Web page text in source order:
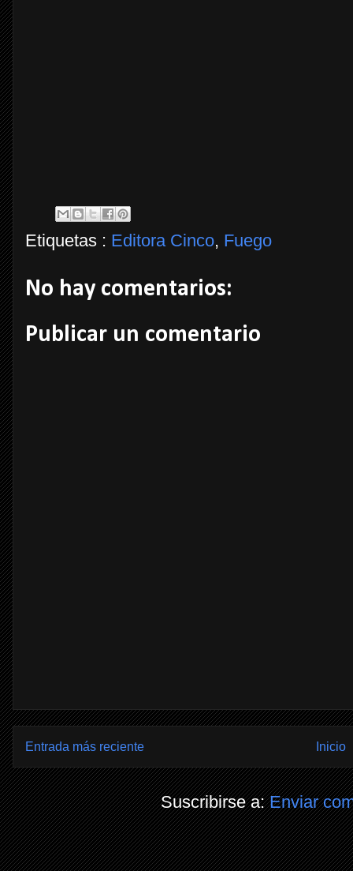
Etiquetas : Editora Cinco, Fuego
No hay comentarios:
Publicar un comentario
Entrada más reciente Inicio
Suscribirse a:Enviar